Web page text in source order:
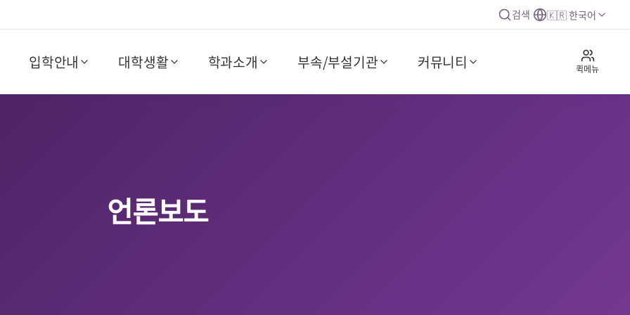
검색 🇰🇷 한국어
입학안내 대학생활 학과소개 부속/부설기관 커뮤니티 퀵메뉴
언론보도